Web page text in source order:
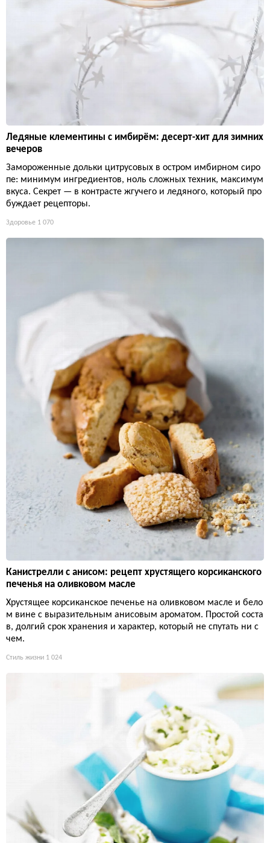
Ледяные клементины с имбирём: десерт-хит для зимних
вечеров
Замороженные дольки цитрусовых в остром имбирном сиро
пе: минимум ингредиентов, ноль сложных техник, максимум
вкуса. Секрет — в контрасте жгучего и ледяного, который про
буждает рецепторы.
Здоровье 1 070
Канистрелли с анисом: рецепт хрустящего корсиканского
печенья на оливковом масле
Хрустящее корсиканское печенье на оливковом масле и бело
м вине с выразительным анисовым ароматом. Простой соста
в, долгий срок хранения и характер, который не спутать ни с
чем.
Стиль жизни 1 024